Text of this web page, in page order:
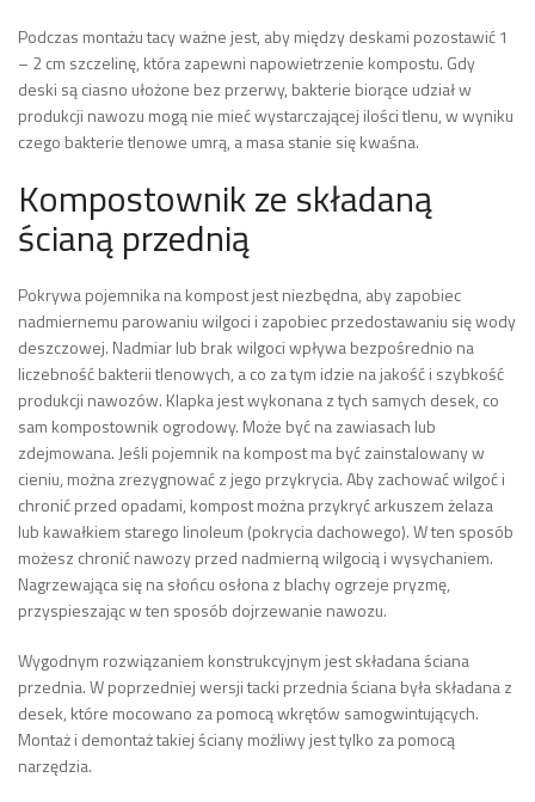
Podczas montażu tacy ważne jest, aby między deskami pozostawić 1
– 2 cm szczelinę, która zapewni napowietrzenie kompostu. Gdy
deski są ciasno ułożone bez przerwy, bakterie biorące udział w
produkcji nawozu mogą nie mieć wystarczającej ilości tlenu, w wyniku
czego bakterie tlenowe umrą, a masa stanie się kwaśna.
Kompostownik ze składaną
ścianą przednią
Pokrywa pojemnika na kompost jest niezbędna, aby zapobiec
nadmiernemu parowaniu wilgoci i zapobiec przedostawaniu się wody
deszczowej. Nadmiar lub brak wilgoci wpływa bezpośrednio na
liczebność bakterii tlenowych, a co za tym idzie na jakość i szybkość
produkcji nawozów. Klapka jest wykonana z tych samych desek, co
sam kompostownik ogrodowy. Może być na zawiasach lub
zdejmowana. Jeśli pojemnik na kompost ma być zainstalowany w
cieniu, można zrezygnować z jego przykrycia. Aby zachować wilgoć i
chronić przed opadami, kompost można przykryć arkuszem żelaza
lub kawałkiem starego linoleum (pokrycia dachowego). W ten sposób
możesz chronić nawozy przed nadmierną wilgocią i wysychaniem.
Nagrzewająca się na słońcu osłona z blachy ogrzeje pryzmę,
przyspieszając w ten sposób dojrzewanie nawozu.
Wygodnym rozwiązaniem konstrukcyjnym jest składana ściana
przednia. W poprzedniej wersji tacki przednia ściana była składana z
desek, które mocowano za pomocą wkrętów samogwintujących.
Montaż i demontaż takiej ściany możliwy jest tylko za pomocą
narzędzia.